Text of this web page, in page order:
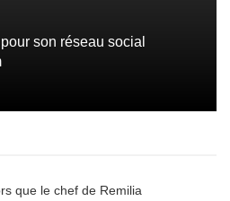
son réseau social
que le chef de Remilia